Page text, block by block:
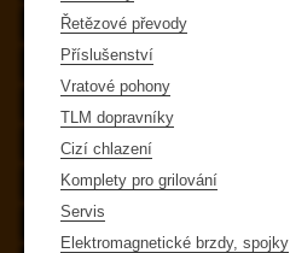
Řetězové převody
Příslušenství
Vratové pohony
TLM dopravníky
Cizí chlazení
Komplety pro grilování
Servis
Elektromagnetické brzdy, spojky